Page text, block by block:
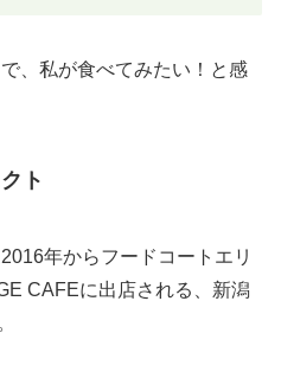
、私が食べてみたい！と感
ト
年からフードコートエリ
CAFEに出店される、新潟